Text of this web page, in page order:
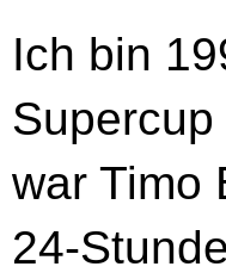
Ich bin
war Timo
24-